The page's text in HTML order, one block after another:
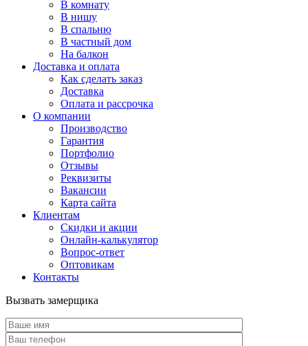
В комнату
В нишу
В спальню
В частный дом
На балкон
Доставка и оплата
Как сделать заказ
Доставка
Оплата и рассрочка
О компании
Производство
Гарантия
Портфолио
Отзывы
Реквизиты
Вакансии
Карта сайта
Клиентам
Скидки и акции
Онлайн-калькулятор
Вопрос-ответ
Оптовикам
Контакты
Вызвать замерщика